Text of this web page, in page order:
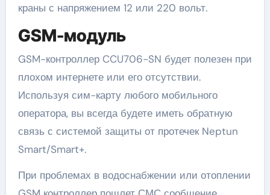
краны с напряжением 12 или 220 вольт.
GSM-модуль
GSM-контроллер CCU706-SN будет полезен при
плохом интернете или его отсутствии.
Используя сим-карту любого мобильного
оператора, вы всегда будете иметь обратную
связь с системой защиты от протечек Neptun
Smart/Smart+.
При проблемах в водоснабжении или отоплении